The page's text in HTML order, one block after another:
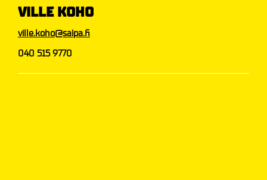
VILLE KOHO
ville.koho@saipa.fi
040 515 9770